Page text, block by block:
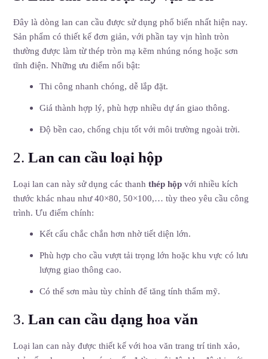
Đây là dòng lan can cầu được sử dụng phổ biến nhất hiện nay.
Sản phẩm có thiết kế đơn giản, với phần tay vịn hình tròn
thường được làm từ thép tròn mạ kẽm nhúng nóng hoặc sơn
tĩnh điện. Những ưu điểm nổi bật:
Thi công nhanh chóng, dễ lắp đặt.
Giá thành hợp lý, phù hợp nhiều dự án giao thông.
Độ bền cao, chống chịu tốt với môi trường ngoài trời.
2.Lan can cầu loại hộp
Loại lan can này sử dụng các thanhthép hộp với nhiều kích
thước khác nhau như 40×80, 50×100,… tùy theo yêu cầu công
trình. Ưu điểm chính:
Kết cấu chắc chắn hơn nhờ tiết diện lớn.
Phù hợp cho cầu vượt tải trọng lớn hoặc khu vực có lưu
lượng giao thông cao.
Có thể sơn màu tùy chỉnh để tăng tính thẩm mỹ.
3.Lan can cầu dạng hoa văn
Loại lan can này được thiết kế với hoa văn trang trí tinh xảo,